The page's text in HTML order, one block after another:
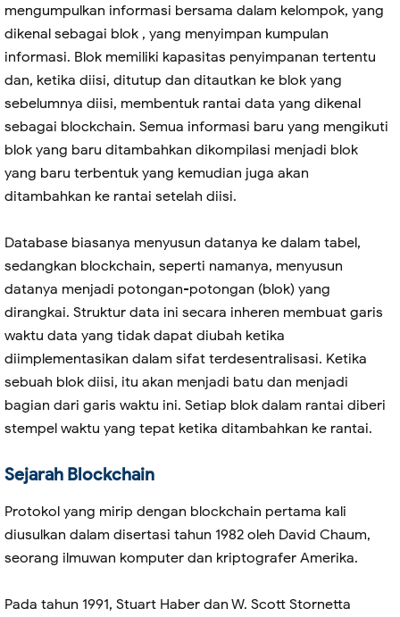
mengumpulkan informasi bersama dalam kelompok, yang
dikenal sebagai blok , yang menyimpan kumpulan
informasi. Blok memiliki kapasitas penyimpanan tertentu
dan, ketika diisi, ditutup dan ditautkan ke blok yang
sebelumnya diisi, membentuk rantai data yang dikenal
sebagai blockchain. Semua informasi baru yang mengikuti
blok yang baru ditambahkan dikompilasi menjadi blok
yang baru terbentuk yang kemudian juga akan
ditambahkan ke rantai setelah diisi.
Database biasanya menyusun datanya ke dalam tabel,
sedangkan blockchain, seperti namanya, menyusun
datanya menjadi potongan-potongan (blok) yang
dirangkai. Struktur data ini secara inheren membuat garis
waktu data yang tidak dapat diubah ketika
diimplementasikan dalam sifat terdesentralisasi. Ketika
sebuah blok diisi, itu akan menjadi batu dan menjadi
bagian dari garis waktu ini. Setiap blok dalam rantai diberi
stempel waktu yang tepat ketika ditambahkan ke rantai.
Sejarah Blockchain
Protokol yang mirip dengan blockchain pertama kali
diusulkan dalam disertasi tahun 1982 oleh David Chaum,
seorang ilmuwan komputer dan kriptografer Amerika.
Pada tahun 1991, Stuart Haber dan W. Scott Stornetta